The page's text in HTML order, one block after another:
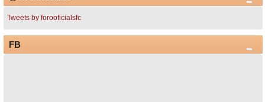
Tweets by forooficialsfc
FB